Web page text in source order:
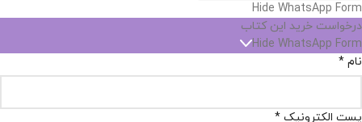
Hide WhatsApp Form
درخواست خرید این کتاب
Hide WhatsApp Form
نام *
پست الکترونیک *